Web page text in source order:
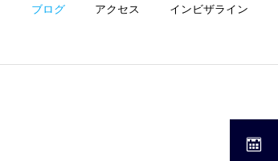
ブログ アクセス インビザライン